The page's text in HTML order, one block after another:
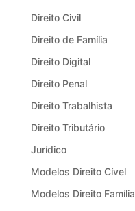
Direito Civil
Direito de Família
Direito Digital
Direito Penal
Direito Trabalhista
Direito Tributário
Jurídico
Modelos Direito Cível
Modelos Direito Família